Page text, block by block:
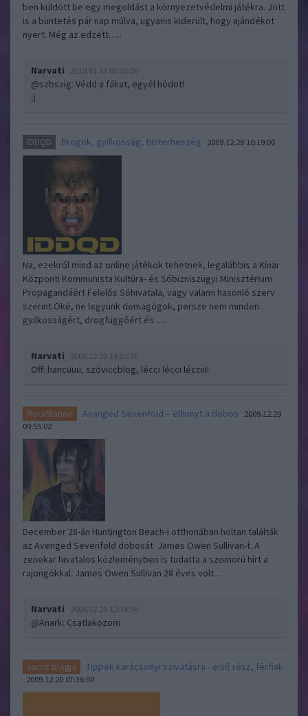
ben küldött be egy megoldást a környezetvédelmi játékra. Jött
is a büntetés pár nap múlva, ugyanis kiderült, hogy ajándékot
nyert. Még az edzett…..
Narvati 2010.01.13 03:36:26
@szbszig: Védd a fákat, egyél hódot!
:)
IDDQD Drogok, gyilkosság, tiniterhesség 2009.12.29 10:19:00
Na, ezekről mind az online játékok tehetnek, legalábbis a Kínai
Központi Kommunista Kultúra- és Sóbizniszügyi Minisztérium
Propagandáért Felelős Sóhivatala, vagy valami hasonló szerv
szerint.Oké, ne legyünk demagógok, persze nem minden
gyilkosságért, drogfüggőért és…..
Narvati 2009.12.29 14:01:36
Off: hancuuu, szóviccblog, lécci lécci lécciii!
RockStation Avanged Sevenfold – elhunyt a dobos
2009.12.29
09:55:02
December 28-án Huntington Beach-i otthonában holtan találták
az Avenged Sevenfold dobosát James Owen Sullivan-t. A
zenekar hivatalos közleményben is tudatta a szomorú hírt a
rajongókkal. James Owen Sullivan 28 éves volt...
Narvati 2009.12.29 12:34:36
@Anark: Csatlakozom
Jacint blogja Tippek karácsonyi szivatásra - első rész, férfiak
2009.12.20 07:36:00